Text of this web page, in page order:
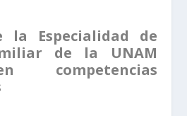
la Especialidad de
de la UNAM
competencias